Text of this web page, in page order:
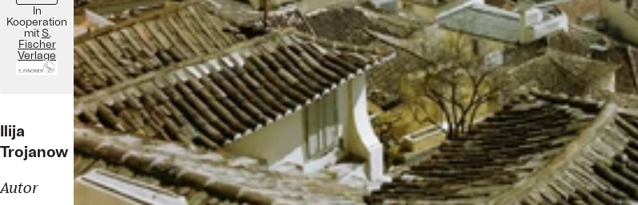
In
Kooperation
mit S.
Fischer
Verlage
Ilija
Trojanow
Autor